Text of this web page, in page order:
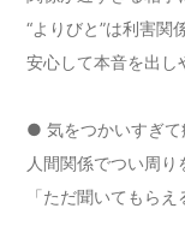
“よりびと”は利害関
安心して本音を出し
● 気をつかいすぎて
人間関係でつい周り
「ただ聞いてもら